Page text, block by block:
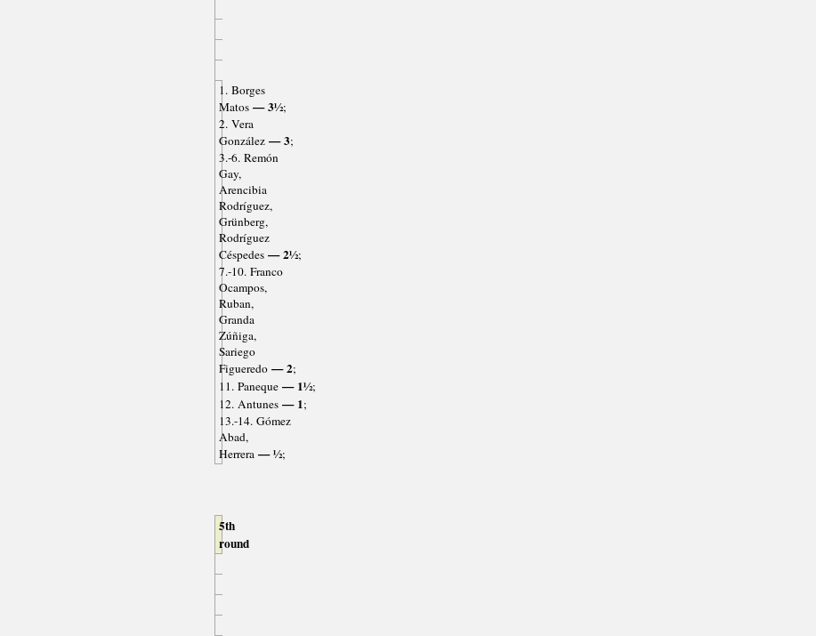
1. Borges
Matos— 3½;
2. Vera
González— 3;
3.-6. Remón
Gay,
Arencibia
Rodríguez,
Grünberg,
Rodríguez
Céspedes— 2½;
7.-10. Franco
Ocampos,
Ruban,
Granda
Zúñiga,
Sariego
Figueredo— 2;
11. Paneque— 1½;
12. Antunes— 1;
13.-14. Gómez
Abad,
Herrera— ½;
5th
round